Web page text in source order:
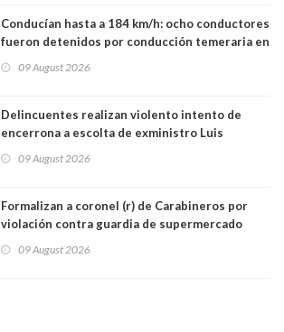
Conducían hasta a 184 km/h: ocho conductores
fueron detenidos por conducción temeraria en
09 August 2026
Delincuentes realizan violento intento de
encerrona a escolta de exministro Luis
Lo Espejo
09 August 2026
Formalizan a coronel (r) de Carabineros por
violación contra guardia de supermercado
09 August 2026